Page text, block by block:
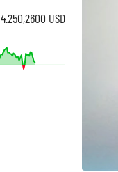
4.250,2600 USD